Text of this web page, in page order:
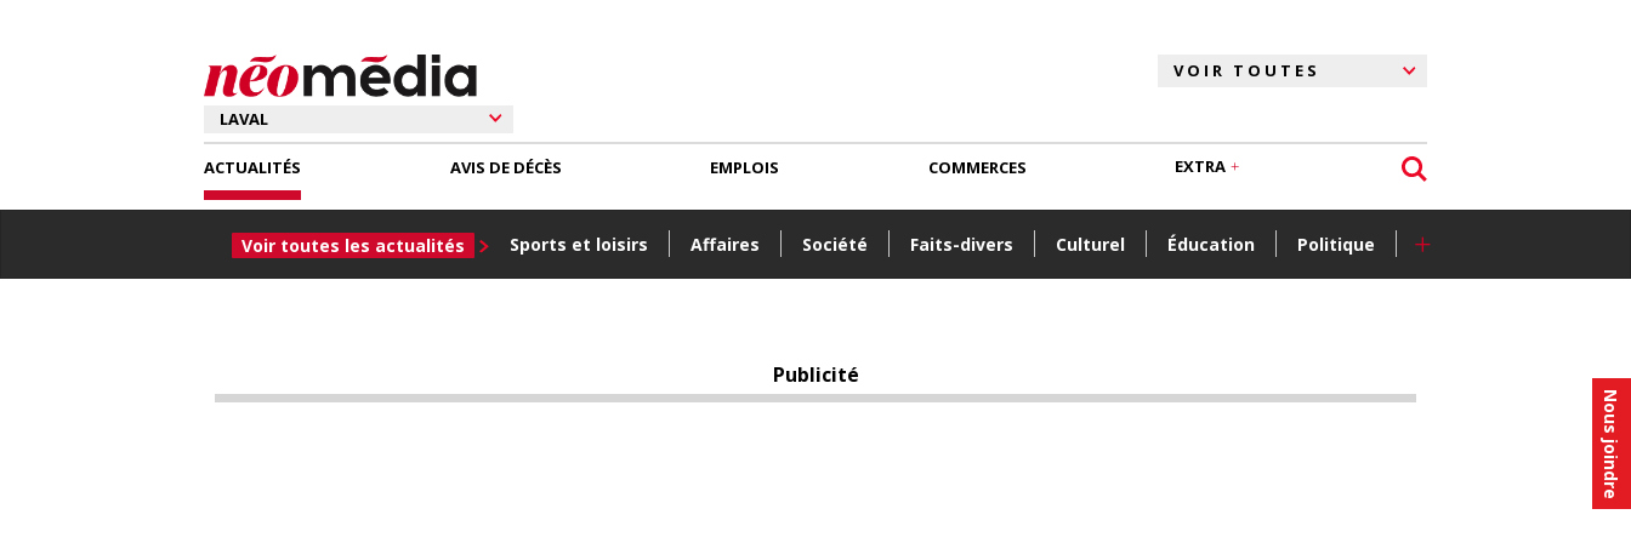
Nous joindre
ACTUALITÉS
Voir toutes les actualités Sports et loisirs Affaires Société Faits-divers Culturel Éducation Politique +
AVIS DE DÉCÈS EMPLOIS COMMERCES EXTRA
Publicité